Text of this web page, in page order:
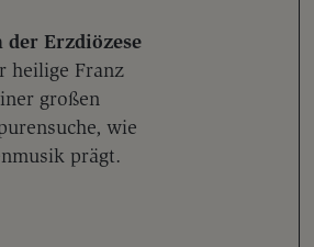
Erzdiözese
heilige Franz
großen
wie
prägt.